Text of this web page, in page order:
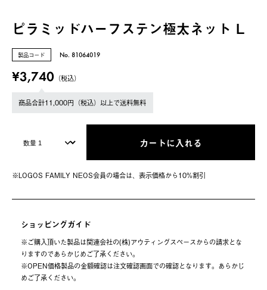
ピラミッドハーフステン極太ネット L
製品コード No. 81064019
¥3,740 （税込）
商品合計11,000円（税込）以上で送料無料
カートに入れる
※LOGOS FAMILY NEOS会員の場合は、表⽰価格から10%割引
ショッピングガイド
※ご購⼊頂いた製品は関連会社の(株)アウティングスペースからの請求とな
りますのであらかじめご了承ください。
※OPEN価格製品の⾦額確認は注⽂確認画⾯での確認となります。あらかじ
めご了承ください。